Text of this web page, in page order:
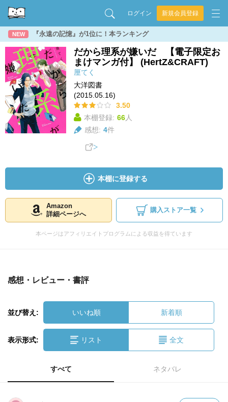
ログイン 新規会員登録
NEW 『永遠の記憶』が1位に！本ランキング
だから理系が嫌いだ 【電子限定お
まけマンガ付】 (HertZ&CRAFT)
厘てく
大洋図書
(2015.05.16)
3.50
本棚登録: 66人
感想: 4件
本棚に登録する
Amazon
詳細ページへ
購入ストア一覧
本ページはアフィリエイトプログラムによる収益を得ています
感想・レビュー・書評
並び替え: いいね順 新着順
表示形式: リスト 全文
すべて ネタバレ